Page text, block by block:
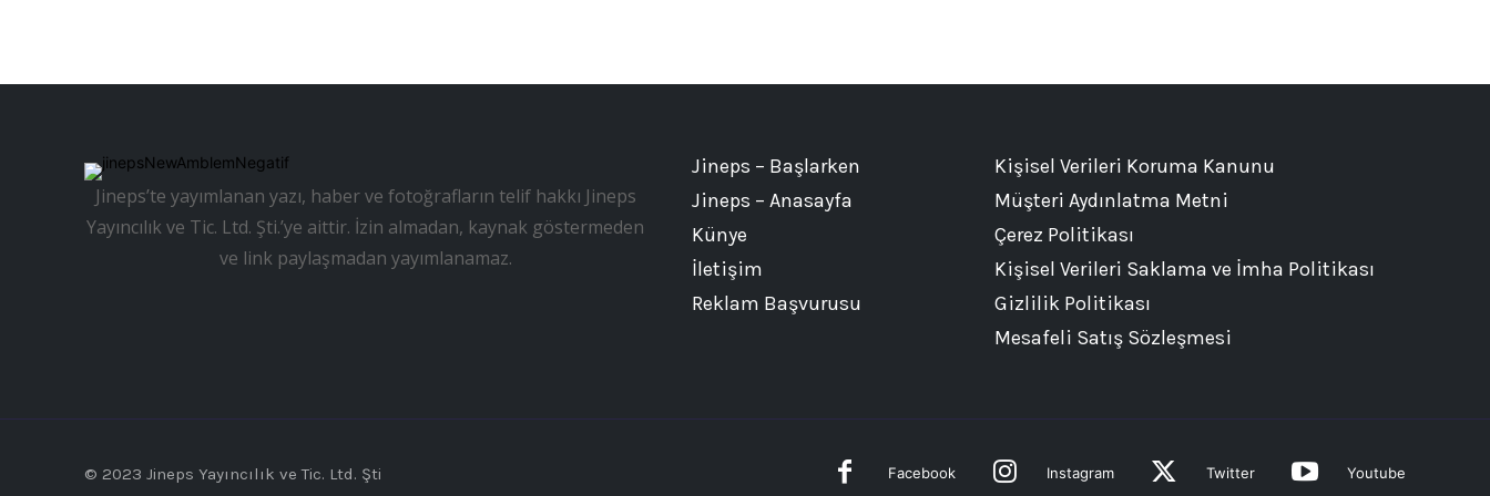
Jineps’te yayımlanan yazı, haber ve fotoğrafların telif hakkı Jineps
Yayıncılık ve Tic. Ltd. Şti.’ye aittir. İzin almadan, kaynak göstermeden
ve link paylaşmadan yayımlanamaz.
Jineps – Başlarken
Jineps – Anasayfa
Künye
İletişim
Reklam Başvurusu
Kişisel Verileri Koruma Kanunu
Müşteri Aydınlatma Metni
Çerez Politikası
Kişisel Verileri Saklama ve İmha Politikası
Gizlilik Politikası
Mesafeli Satış Sözleşmesi
© 2023 Jineps Yayıncılık ve Tic. Ltd. Şti Facebook Instagram Twitter Youtube